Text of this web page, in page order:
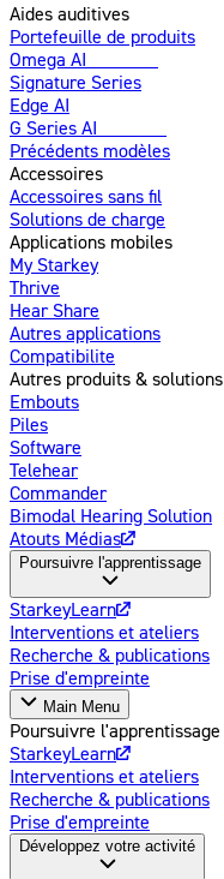
Aides auditives
Portefeuille de produits
Omega AI
Signature Series
Edge AI
G Series AI
Précédents modèles
Accessoires
Accessoires sans fil
Solutions de charge
Applications mobiles
My Starkey
Thrive
Hear Share
Autres applications
Compatibilite
Autres produits & solutions
Embouts
Piles
Software
Telehear
Commander
Bimodal Hearing Solution
Atouts Médias
Poursuivre l'apprentissage
StarkeyLearn
Interventions et ateliers
Recherche & publications
Prise d'empreinte
Main Menu
Poursuivre l'apprentissage
StarkeyLearn
Interventions et ateliers
Recherche & publications
Prise d'empreinte
Développez votre activité